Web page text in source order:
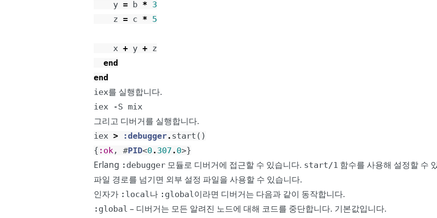
y = b * 3
z = c * 5
x + y + z
end
end
iex를 실행합니다.
iex -S mix
그리고 디버거를 실행합니다.
iex > :debugger. start ( )
{ :ok , #PID<0. 307 . 0>}
Erlang :debugger 모듈로 디버거에 접근할 수 있습니다. start/1 함수를 사용해 설정할 수
파일 경로를 넘기면 외부 설정 파일을 사용할 수 있습니다.
인자가 :local나 :global이라면 디버거는 다음과 같이 동작합니다.
:global – 디버거는 모든 알려진 노드에 대해 코드를 중단합니다. 기본값입니다.